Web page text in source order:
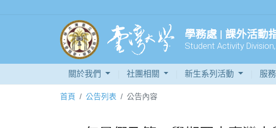
學務處 | 課外活動
Student Activity
關於我們 社團相關 新生系列活動 服
首頁 公告列表 公告內容